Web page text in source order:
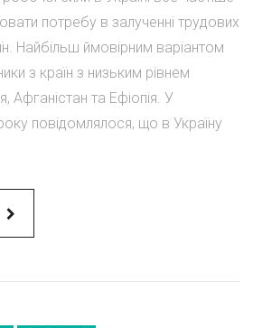
потребу в залученні трудових
Найбільш ймовірним варіантом
з країн з низьким рівнем
Афганістан та Ефіопія. У
повідомлялося, що в Україну